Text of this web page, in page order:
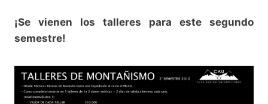
¡Se vienen los talleres para este segundo
semestre!